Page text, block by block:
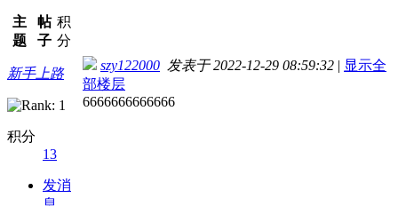
主
题
帖
子
积
分
新手上路
积分
13
发消
szy122000 发表于 2022-12-29 08:59:32 | 显示全
部楼层
6666666666666